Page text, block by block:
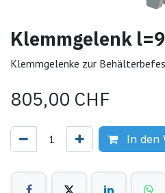
Klemmgelenk
Klemmgelenke zur
805,00 CHF
In den